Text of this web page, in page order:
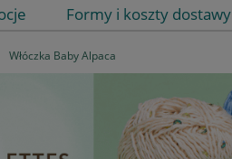
Formy i koszty dostawy
Włóczka Baby Alpaca